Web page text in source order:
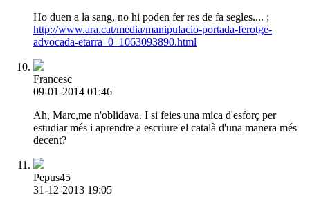
Ho duen a la sang, no hi poden fer res de fa segles.... ;
http://www.ara.cat/media/manipulacio-portada-ferotge-
advocada-etarra_0_1063093890.html
Francesc
09-01-2014 01:46
Ah, Marc,me n'oblidava. I si feies una mica d'esforç per
estudiar més i aprendre a escriure el català d'una manera més
decent?
Pepus45
31-12-2013 19:05